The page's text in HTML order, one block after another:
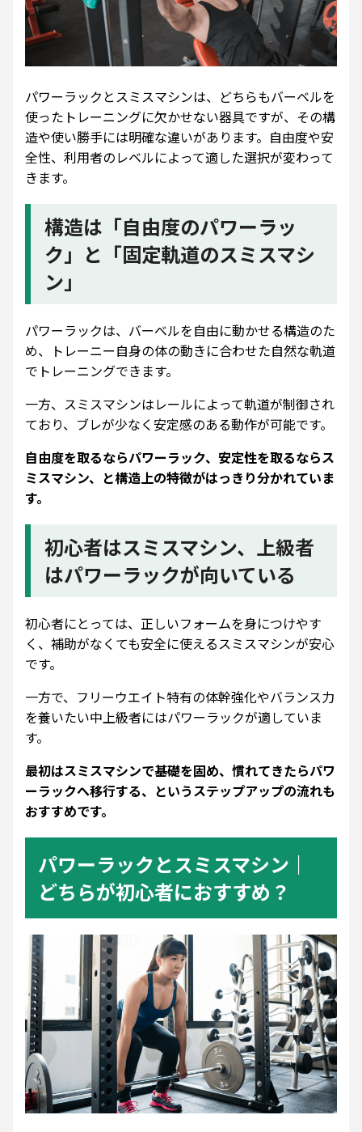
パワーラックとスミスマシンは、どちらもバーベルを
使ったトレーニングに欠かせない器具ですが、その構
造や使い勝手には明確な違いがあります。自由度や安
全性、利用者のレベルによって適した選択が変わって
きます。
構造は「自由度のパワーラッ
ク」と「固定軌道のスミスマシ
ン」
パワーラックは、バーベルを自由に動かせる構造のた
め、トレーニー自身の体の動きに合わせた自然な軌道
でトレーニングできます。
一方、スミスマシンはレールによって軌道が制御され
ており、ブレが少なく安定感のある動作が可能です。
自由度を取るならパワーラック、安定性を取るならス
ミスマシン、と構造上の特徴がはっきり分かれていま
す。
初心者はスミスマシン、上級者
はパワーラックが向いている
初心者にとっては、正しいフォームを身につけやす
く、補助がなくても安全に使えるスミスマシンが安心
です。
一方で、フリーウエイト特有の体幹強化やバランス力
を養いたい中上級者にはパワーラックが適していま
す。
最初はスミスマシンで基礎を固め、慣れてきたらパワ
ーラックへ移行する、というステップアップの流れも
おすすめです。
パワーラックとスミスマシン｜
どちらが初心者におすすめ？